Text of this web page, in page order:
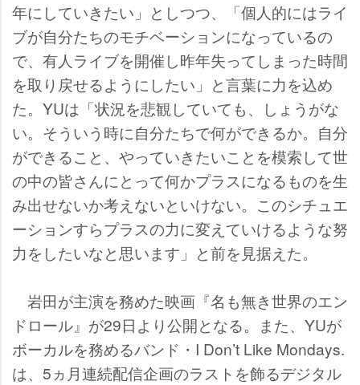
年にしていきたい」としつつ、「個人的にはライ
ブが自分たちのモチベーションになっているの
で、有人ライブを開催し昨年失ってしまった時間
を取り戻せるようにしたい」と言葉に力を込め
た。YUは「状況を悲観していても、しょうがな
い。そういう時に自分たちで何ができるか。自分
ができること、やっていきたいことを模索して世
の中の皆さんにとって何かプラスになるものを生
み出せないか考えないといけない。このシチュエ
ーションすらプラスの力に変えていけるような努
力をしたいなと思います」と前を見据えた。
田が主演を務めた映画『名も無き世界のエン
ドロール』が29日より公開となる。また、YUが
ボーカルを務めるバンド・I Don’t Like Mondays.
は、5ヵ月連続配信企画のラストを飾るデジタル